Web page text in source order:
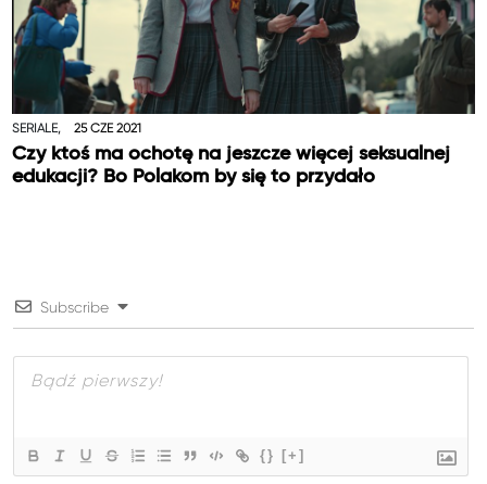
SERIALE, 25 CZE 2021
Czy ktoś ma ochotę na jeszcze więcej seksualnej
edukacji? Bo Polakom by się to przydało
Subscribe
{} [+]